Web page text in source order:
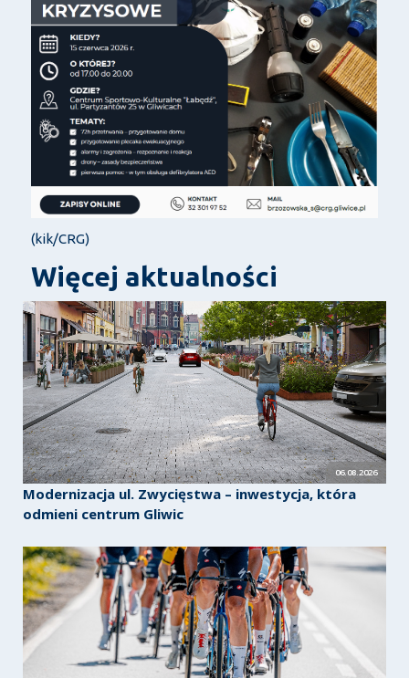
(kik/CRG)
Więcej aktualności
06.08.2026
Modernizacja ul. Zwycięstwa – inwestycja, która
odmieni centrum Gliwic